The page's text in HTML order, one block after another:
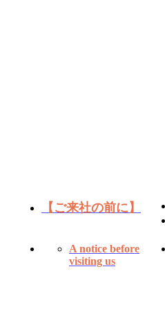
【ご来社の前に】
A notice before
visiting us